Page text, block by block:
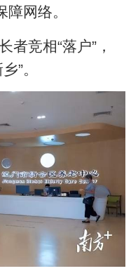
障网络。
者竞相“落户”，
”。